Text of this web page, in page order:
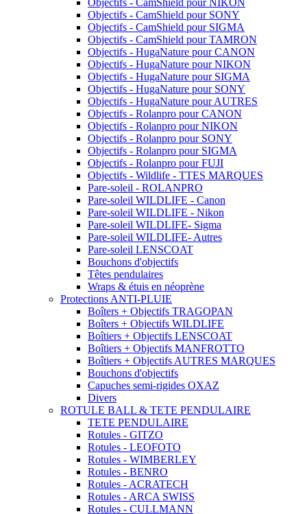
Objectifs - CamShield pour NIKON
Objectifs - CamShield pour SONY
Objectifs - CamShield pour SIGMA
Objectifs - CamShield pour TAMRON
Objectifs - HugaNature pour CANON
Objectifs - HugaNature pour NIKON
Objectifs - HugaNature pour SIGMA
Objectifs - HugaNature pour SONY
Objectifs - HugaNature pour AUTRES
Objectifs - Rolanpro pour CANON
Objectifs - Rolanpro pour NIKON
Objectifs - Rolanpro pour SONY
Objectifs - Rolanpro pour SIGMA
Objectifs - Rolanpro pour FUJI
Objectifs - Wildlife - TTES MARQUES
Pare-soleil - ROLANPRO
Pare-soleil WILDLIFE - Canon
Pare-soleil WILDLIFE - Nikon
Pare-soleil WILDLIFE- Sigma
Pare-soleil WILDLIFE- Autres
Pare-soleil LENSCOAT
Bouchons d'objectifs
Têtes pendulaires
Wraps & étuis en néoprène
Protections ANTI-PLUIE
Boîters + Objectifs TRAGOPAN
Boîters + Objectifs WILDLIFE
Boîtiers + Objectifs LENSCOAT
Boîtiers + Objectifs MANFROTTO
Boîtiers + Objectifs AUTRES MARQUES
Bouchons d'objectifs
Capuches semi-rigides OXAZ
Divers
ROTULE BALL & TETE PENDULAIRE
TETE PENDULAIRE
Rotules - GITZO
Rotules - LEOFOTO
Rotules - WIMBERLEY
Rotules - BENRO
Rotules - ACRATECH
Rotules - ARCA SWISS
Rotules - CULLMANN